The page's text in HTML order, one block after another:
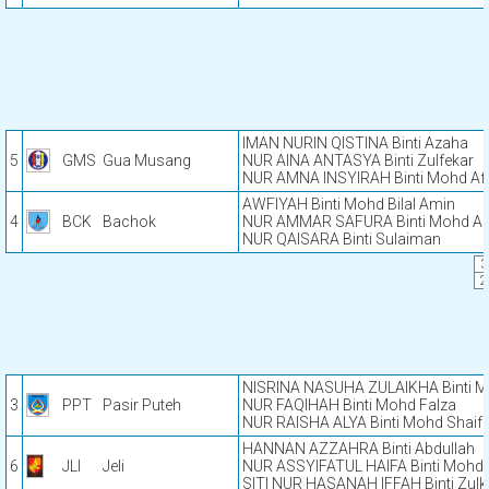
5 GMS Gua Musang
IMAN NURIN QISTINA Binti Azaha
NUR AINA ANTASYA Binti Zulfekar
NUR AMNA INSYIRAH Binti Mohd
4 BCK Bachok
AWFIYAH Binti Mohd Bilal Amin
NUR AMMAR SAFURA Binti Mohd
NUR QAISARA Binti Sulaiman
3 PPT Pasir Puteh
NISRINA NASUHA ZULAIKHA Binti
NUR FAQIHAH Binti Mohd Falza
NUR RAISHA ALYA Binti Mohd
6 JLI Jeli
HANNAN AZZAHRA Binti Abdullah
NUR ASSYIFATUL HAIFA Binti
SITI NUR HASANAH IFFAH Binti